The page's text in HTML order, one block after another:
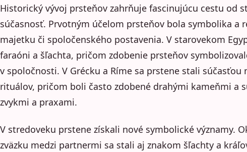
Historický vývoj prsteňov zahrňuje fascinujúcu cestu od
súčasnosť. Prvotným účelom prsteňov bola symbolika a
majetku či spoločenského postavenia. V starovekom
faraóni a šľachta, pričom zdobenie prsteňov
v spoločnosti. V Grécku a Ríme sa prstene stali súčasťou
rituálov, pričom boli často zdobené drahými kameňmi a
zvykmi a praxami.
V stredoveku prstene získali nové symbolické významy.
zväzku medzi partnermi sa stali aj znakom šľachty a